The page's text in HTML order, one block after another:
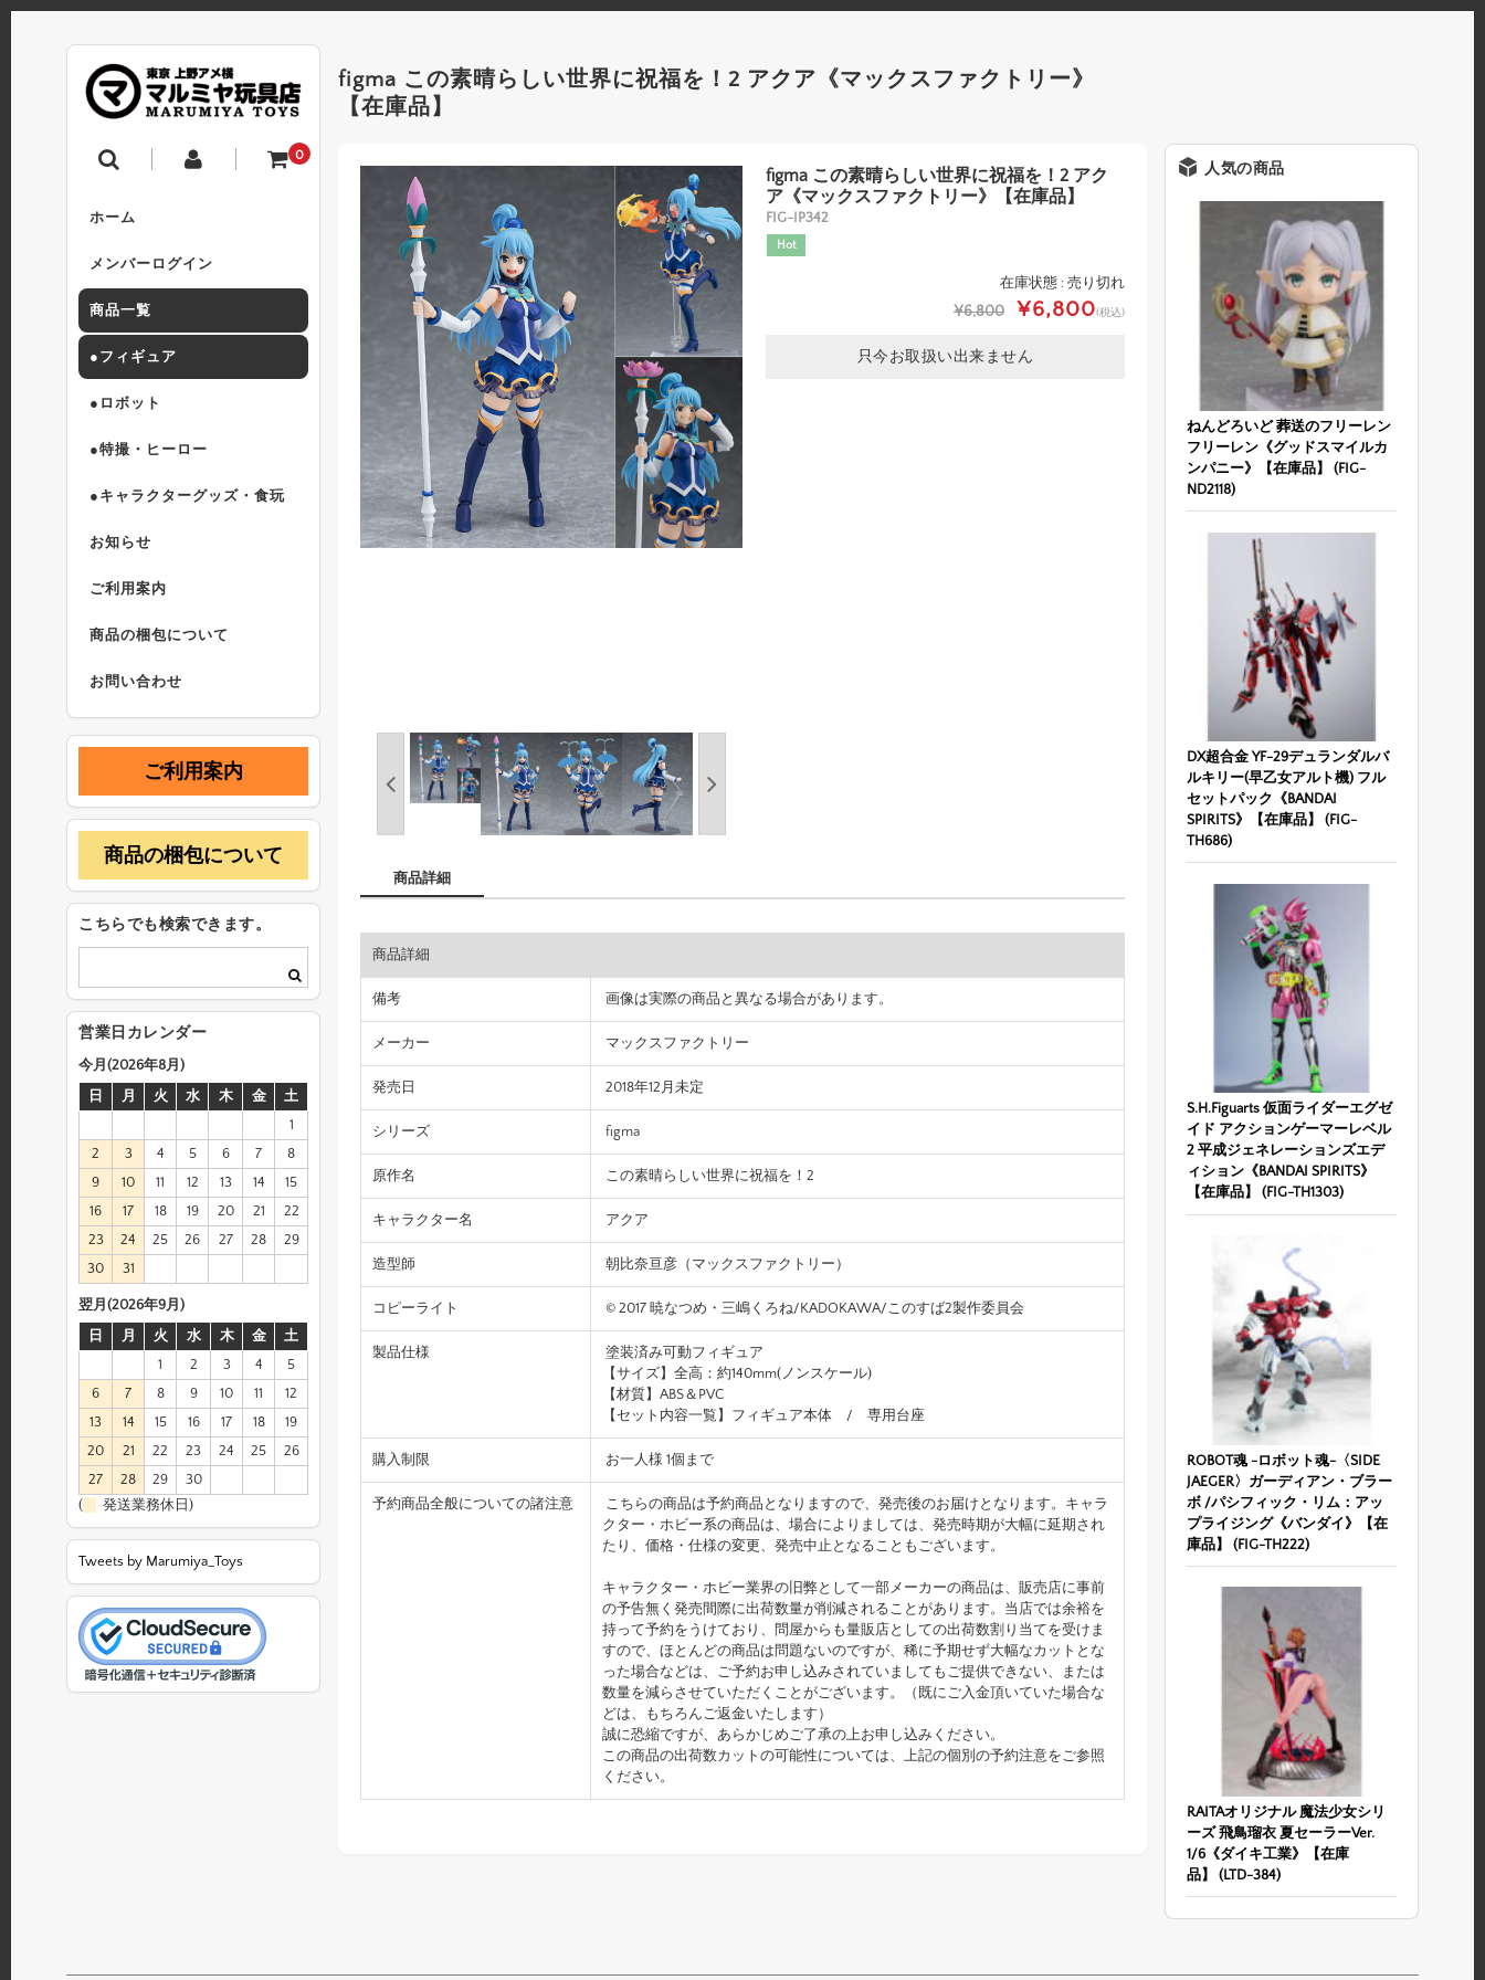
0
ホーム
メンバーログイン
商品一覧
●フィギュア
●ロボット
●特撮・ヒーロー
●キャラクターグッズ・食玩
お知らせ
ご利用案内
商品の梱包について
お問い合わせ
figma この素晴らしい世界に祝福を！2 アクア《マックスファクトリー》
【在庫品】
figma この素晴らしい世界に祝福を！2 アク
ア《マックスファクトリー》【在庫品】
FIG-IP342
Hot
在庫状態 : 売り切れ
¥6,800 ¥6,800(税込)
只今お取扱い出来ません
商品詳細
商品詳細
備考 画像は実際の商品と異なる場合があります。
メーカー マックスファクトリー
発売日 2018年12月未定
シリーズ figma
原作名 この素晴らしい世界に祝福を！2
キャラクター名 アクア
造型師 朝比奈亘彦（マックスファクトリー）
コピーライト © 2017 暁なつめ・三嶋くろね/KADOKAWA/このすば2製作委員会
製品仕様
塗装済み可動フィギュア
【サイズ】全高：約140mm(ノンスケール)
【材質】ABS＆PVC
【セット内容一覧】フィギュア本体 / 専用台座
購入制限 お一人様 1個まで
予約商品全般についての諸注意
こちらの商品は予約商品となりますので、発売後のお届けとなります。キャラ
クター・ホビー系の商品は、場合によりましては、発売時期が大幅に延期され
たり、価格・仕様の変更、発売中止となることもございます。
キャラクター・ホビー業界の旧弊として一部メーカーの商品は、販売店に事前
の予告無く発売間際に出荷数量が削減されることがあります。当店では余裕を
持って予約をうけており、問屋からも量販店としての出荷数割り当てを受けま
すので、ほとんどの商品は問題ないのですが、稀に予期せず大幅なカットとな
った場合などは、ご予約お申し込みされていましてもご提供できない、または
数量を減らさせていただくことがございます。（既にご入金頂いていた場合な
どは、もちろんご返金いたします）
誠に恐縮ですが、あらかじめご了承の上お申し込みください。
この商品の出荷数カットの可能性については、上記の個別の予約注意をご参照
ください。
人気の商品
ねんどろいど 葬送のフリーレン
フリーレン《グッドスマイルカ
ンパニー》【在庫品】 (FIG-
ND2118)
DX超合金 YF-29デュランダルバ
ルキリー(早乙女アルト機) フル
セットパック《BANDAI
SPIRITS》【在庫品】 (FIG-
TH686)
S.H.Figuarts 仮面ライダーエグゼ
イド アクションゲーマーレベル
2 平成ジェネレーションズエデ
ィション《BANDAI SPIRITS》
【在庫品】 (FIG-TH1303)
ROBOT魂 -ロボット魂-〈SIDE
JAEGER〉ガーディアン・ブラー
ボ /パシフィック・リム：アッ
プライジング《バンダイ》【在
庫品】 (FIG-TH222)
RAITAオリジナル 魔法少女シリ
ーズ 飛鳥瑠衣 夏セーラーVer.
1/6《ダイキ工業》【在庫
品】 (LTD-384)
ご利用案内
商品の梱包について
こちらでも検索できます。
営業日カレンダー
今月(2026年8月)
日
月 火 水 木 金
土
1
2
3 4 5 6 7
8
9
10 11 12 13 14
15
16
17 18 19 20 21
22
23
24 25 26 27 28
29
30
31
翌月(2026年9月)
日
月 火 水 木 金
土
1
2 3 4
5
6
7 8 9 10 11
12
13
14 15 16 17 18
19
20
21 22 23 24 25
26
27
28 29
30
(
発送業務休日)
Tweets by Marumiya_Toys